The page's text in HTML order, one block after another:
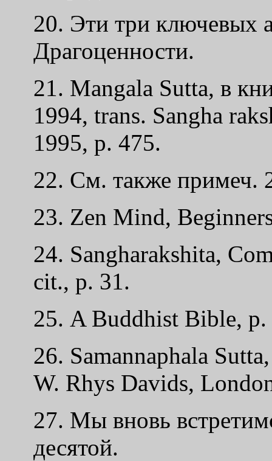
20. Эти три ключевых
Драгоценности.
21. Mangala Sutta, в
1994, trans. Sangha
1995, p. 475.
22. См. также примеч.
23. Zen Mind,
24. Sangharakshita,
cit., p. 31.
25. A Buddhist Bible, p.
26. Samannaphala
W. Rhys Davids,
27. Мы вновь
десятой.